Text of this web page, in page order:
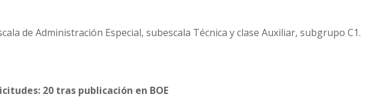
de Administración Especial, subescala Técnica y clase Auxiliar, subgrupo C1.
20 tras publicación en BOE